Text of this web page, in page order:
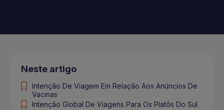
Neste artigo
Intenção De Viagem Em Relação Aos Anúncios De
Vacinas
Intenção Global De Viagens Para Os Platôs Do Sul